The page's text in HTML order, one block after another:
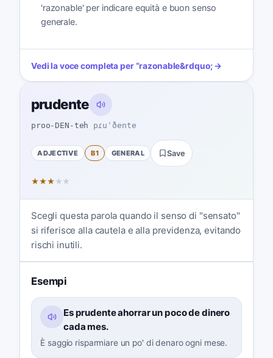
'razonable' per indicare equità e buon senso
generale.
Vedi la voce completa per“razonable&rdquo; →
prudente
proo-DEN-teh pɾuˈðente
ADJECTIVE B1 GENERAL Save
★★★ ★ ★
Scegli questa parola quando il senso di "sensato"
si riferisce alla cautela e alla previdenza, evitando
rischi inutili.
Esempi
Es prudente ahorrar un poco de dinero
cada mes.
È saggio risparmiare un po' di denaro ogni mese.